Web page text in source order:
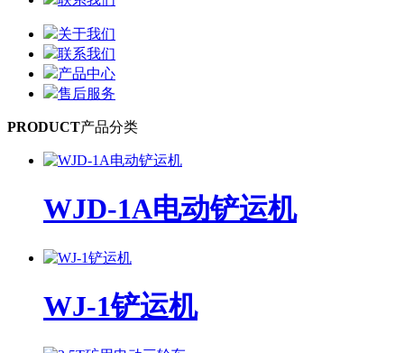
关于我们
联系我们
产品中心
售后服务
PRODUCT产品分类
WJD-1A电动铲运机
WJ-1铲运机